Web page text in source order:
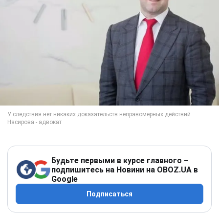
Будьте первыми в курсе главного –
подпишитесь на Новини на OBOZ.UA в
Google
Подписаться